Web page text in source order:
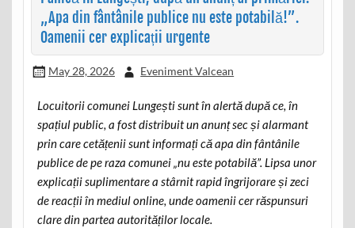
„Apa din fântânile publice nu este potabilă!”.
Oamenii cer explicații urgente
May 28, 2026 Eveniment Valcean
Locuitorii comunei Lungești sunt în alertă după ce, în
spațiul public, a fost distribuit un anunț sec și alarmant
prin care cetățenii sunt informați că apa din fântânile
publice de pe raza comunei „nu este potabilă”. Lipsa unor
explicații suplimentare a stârnit rapid îngrijorare și zeci
de reacții în mediul online, unde oamenii cer răspunsuri
clare din partea autorităților locale.